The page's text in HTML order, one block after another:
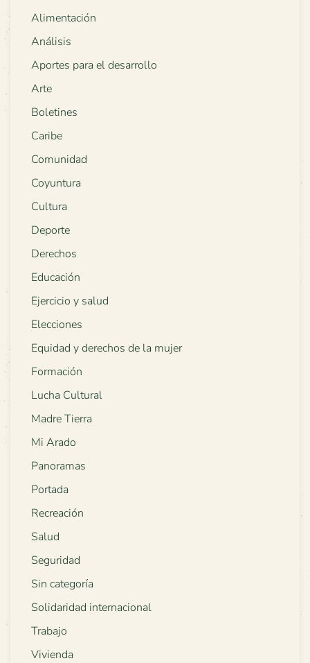
Alimentación
Análisis
Aportes para el desarrollo
Arte
Boletines
Caribe
Comunidad
Coyuntura
Cultura
Deporte
Derechos
Educación
Ejercicio y salud
Elecciones
Equidad y derechos de la mujer
Formación
Lucha Cultural
Madre Tierra
Mi Arado
Panoramas
Portada
Recreación
Salud
Seguridad
Sin categoría
Solidaridad internacional
Trabajo
Vivienda